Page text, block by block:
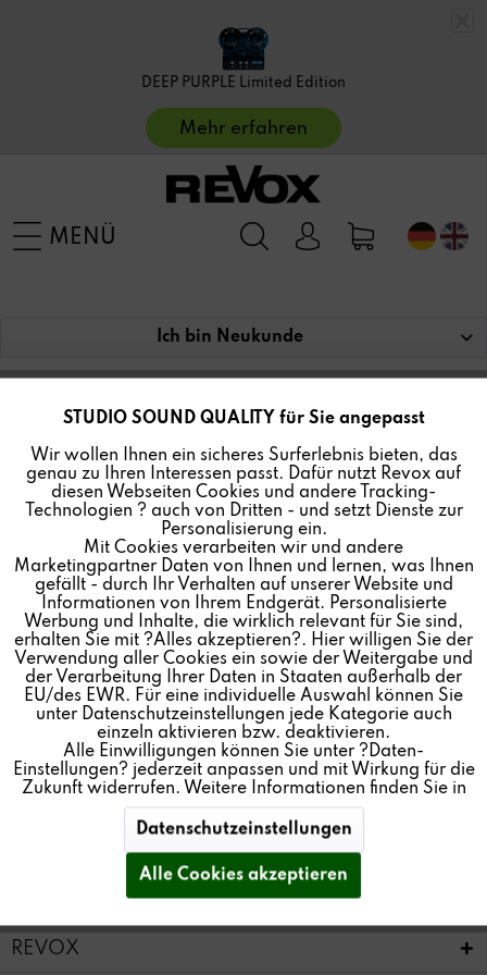
DEEP PURPLE Limited Edition
Mehr erfahren
MENÜ
Ich bin Neukunde
Einloggen mit Ihrer E-Mail-Adresse und Ihrem
Passwort
Passwort vergessen?
Anmelden
Vertrag widerrufen
REVOX
Funktionale Aktiv
Marketing Inaktiv
Tracking Inaktiv
Personalisierung Inaktiv
Service Inaktiv
STUDIO SOUND QUALITY für Sie angepasst
Wir wollen Ihnen ein sicheres Surferlebnis bieten, das
genau zu Ihren Interessen passt. Dafür nutzt Revox auf
diesen Webseiten Cookies und andere Tracking-
Technologien ? auch von Dritten - und setzt Dienste zur
Personalisierung ein.
Mit Cookies verarbeiten wir und andere
Marketingpartner Daten von Ihnen und lernen, was Ihnen
gefällt - durch Ihr Verhalten auf unserer Website und
Informationen von Ihrem Endgerät. Personalisierte
Werbung und Inhalte, die wirklich relevant für Sie sind,
erhalten Sie mit ?Alles akzeptieren?. Hier willigen Sie der
Verwendung aller Cookies ein sowie der Weitergabe und
der Verarbeitung Ihrer Daten in Staaten außerhalb der
EU/des EWR. Für eine individuelle Auswahl können Sie
unter Datenschutzeinstellungen jede Kategorie auch
einzeln aktivieren bzw. deaktivieren.
Alle Einwilligungen können Sie unter ?Daten-
Einstellungen? jederzeit anpassen und mit Wirkung für die
Zukunft widerrufen. Weitere Informationen finden Sie in
Datenschutzerklärung Impressum
können Ihre Auswahl der Verwendung von Cookies
Datenschutzeinstellungen
Alle Cookies akzeptieren